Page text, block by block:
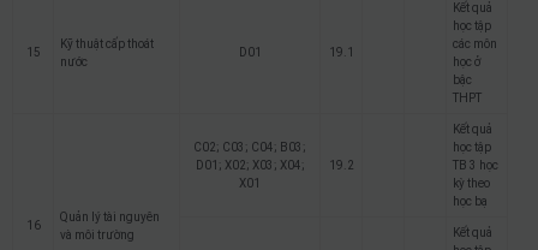
15
Kỹ thuật cấp thoát
nước
D01 19.1
Kết quả
học tập
các môn
học ở
bậc
THPT
16
Quản lý tài nguyên
và môi trường
C02; C03; C04; B03;
D01; X02; X03; X04;
X01
19.2
Kết quả
học tập
TB 3 học
kỳ theo
học bạ
Kết quả